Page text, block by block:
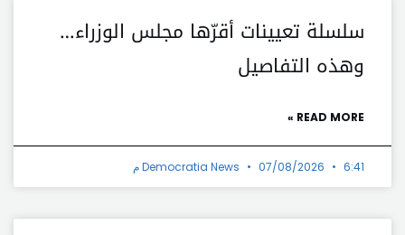
سلسلة تعيينات أقرّها مجلس الوزراء…
وهذه التفاصيل
READ MORE »
Democratia News 07/08/2026 6:41 م